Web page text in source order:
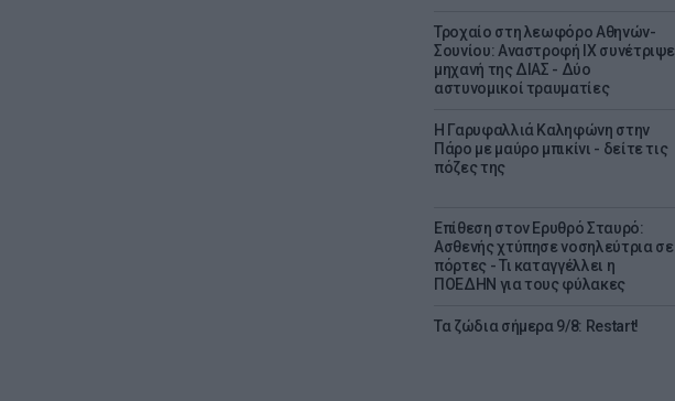
Τροχαίο στη λεωφόρο Αθηνών-
Σουνίου: Αναστροφή ΙΧ συνέτριψε
μηχανή της ΔΙΑΣ - Δύο
αστυνομικοί τραυματίες
Η Γαρυφαλλιά Καληφώνη στην
Πάρο με μαύρο μπικίνι - δείτε τις
πόζες της
Επίθεση στον Ερυθρό Σταυρό:
Ασθενής χτύπησε νοσηλεύτρια σε
πόρτες - Τι καταγγέλλει η
ΠΟΕΔΗΝ για τους φύλακες
Τα ζώδια σήμερα 9/8: Restart!